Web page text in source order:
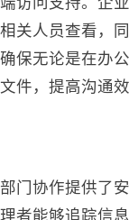
关人员查看，
保无论是在办
件，提高沟通
门协作提供了
者能够追踪信